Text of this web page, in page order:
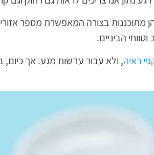
מתוכננות בצורה המאפשרת מספר
הביניים.
ראיה, ולא עבור עדשות מגע. אך כיום,